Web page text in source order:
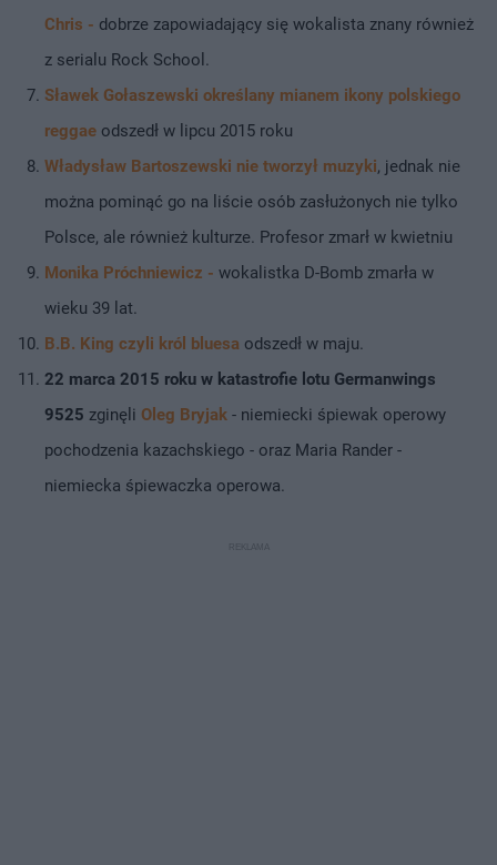
Chris - dobrze zapowiadający się wokalista znany również
z serialu Rock School.
Sławek Gołaszewski określany mianem ikony polskiego
reggae odszedł w lipcu 2015 roku
Władysław Bartoszewski nie tworzył muzyki, jednak nie
można pominąć go na liście osób zasłużonych nie tylko
Polsce, ale również kulturze. Profesor zmarł w kwietniu
Monika Próchniewicz - wokalistka D-Bomb zmarła w
wieku 39 lat.
B.B. King czyli król bluesa odszedł w maju.
22 marca 2015 roku w katastrofie lotu Germanwings
9525 zginęli Oleg Bryjak - niemiecki śpiewak operowy
pochodzenia kazachskiego - oraz Maria Rander -
niemiecka śpiewaczka operowa.